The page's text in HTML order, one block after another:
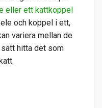
eller ett kattkoppel
och koppel i ett,
variera mellan de
hitta det som